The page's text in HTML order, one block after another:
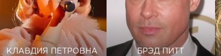
КЛАВДИЯ ПЕТРОВНА БРЭД ПИТТ